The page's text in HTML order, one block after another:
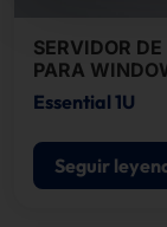
SERVIDOR
PARA
Essential 1U
Seguir